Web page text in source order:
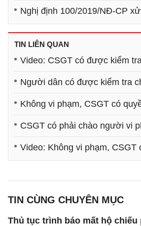
Nghị định 100/2019/NĐ-CP
TIN LIÊN QUAN
Video: CSGT có được kiểm
Người dân có được kiểm tra
Không vi phạm, CSGT có
CSGT có phải chào người vi
Video: Không vi phạm,
TIN CÙNG CHUYÊN MỤC
Thủ tục trình báo mất hộ